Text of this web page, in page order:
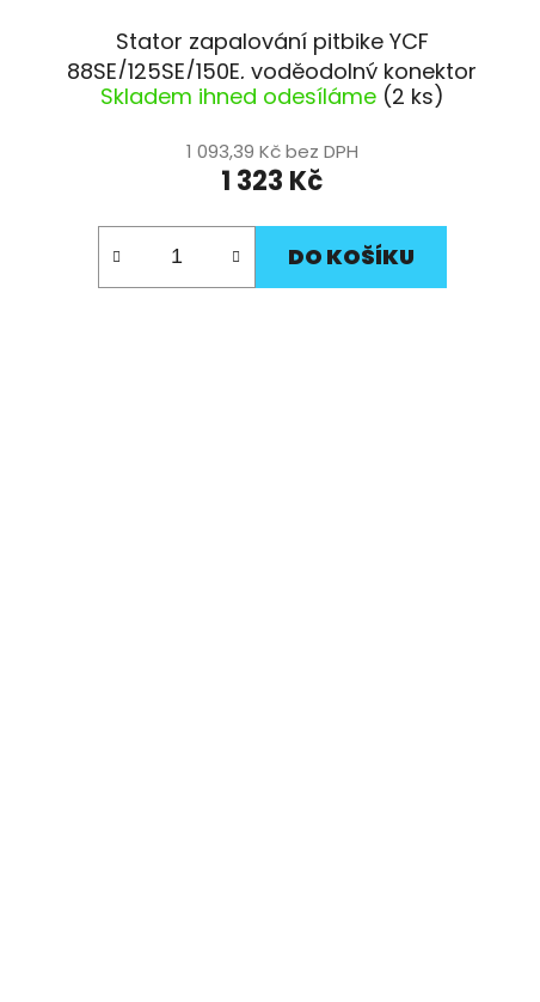
Stator zapalování pitbike YCF
88SE/125SE/150E, voděodolný konektor
Skladem ihned odesíláme (2 ks)
1 093,39 Kč bez DPH
1 323 Kč
DO KOŠÍKU